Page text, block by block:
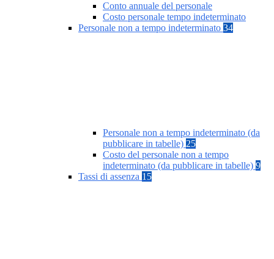
Conto annuale del personale
Costo personale tempo indeterminato
Personale non a tempo indeterminato 34
Personale non a tempo indeterminato (da
pubblicare in tabelle) 25
Costo del personale non a tempo
indeterminato (da pubblicare in tabelle) 9
Tassi di assenza 15